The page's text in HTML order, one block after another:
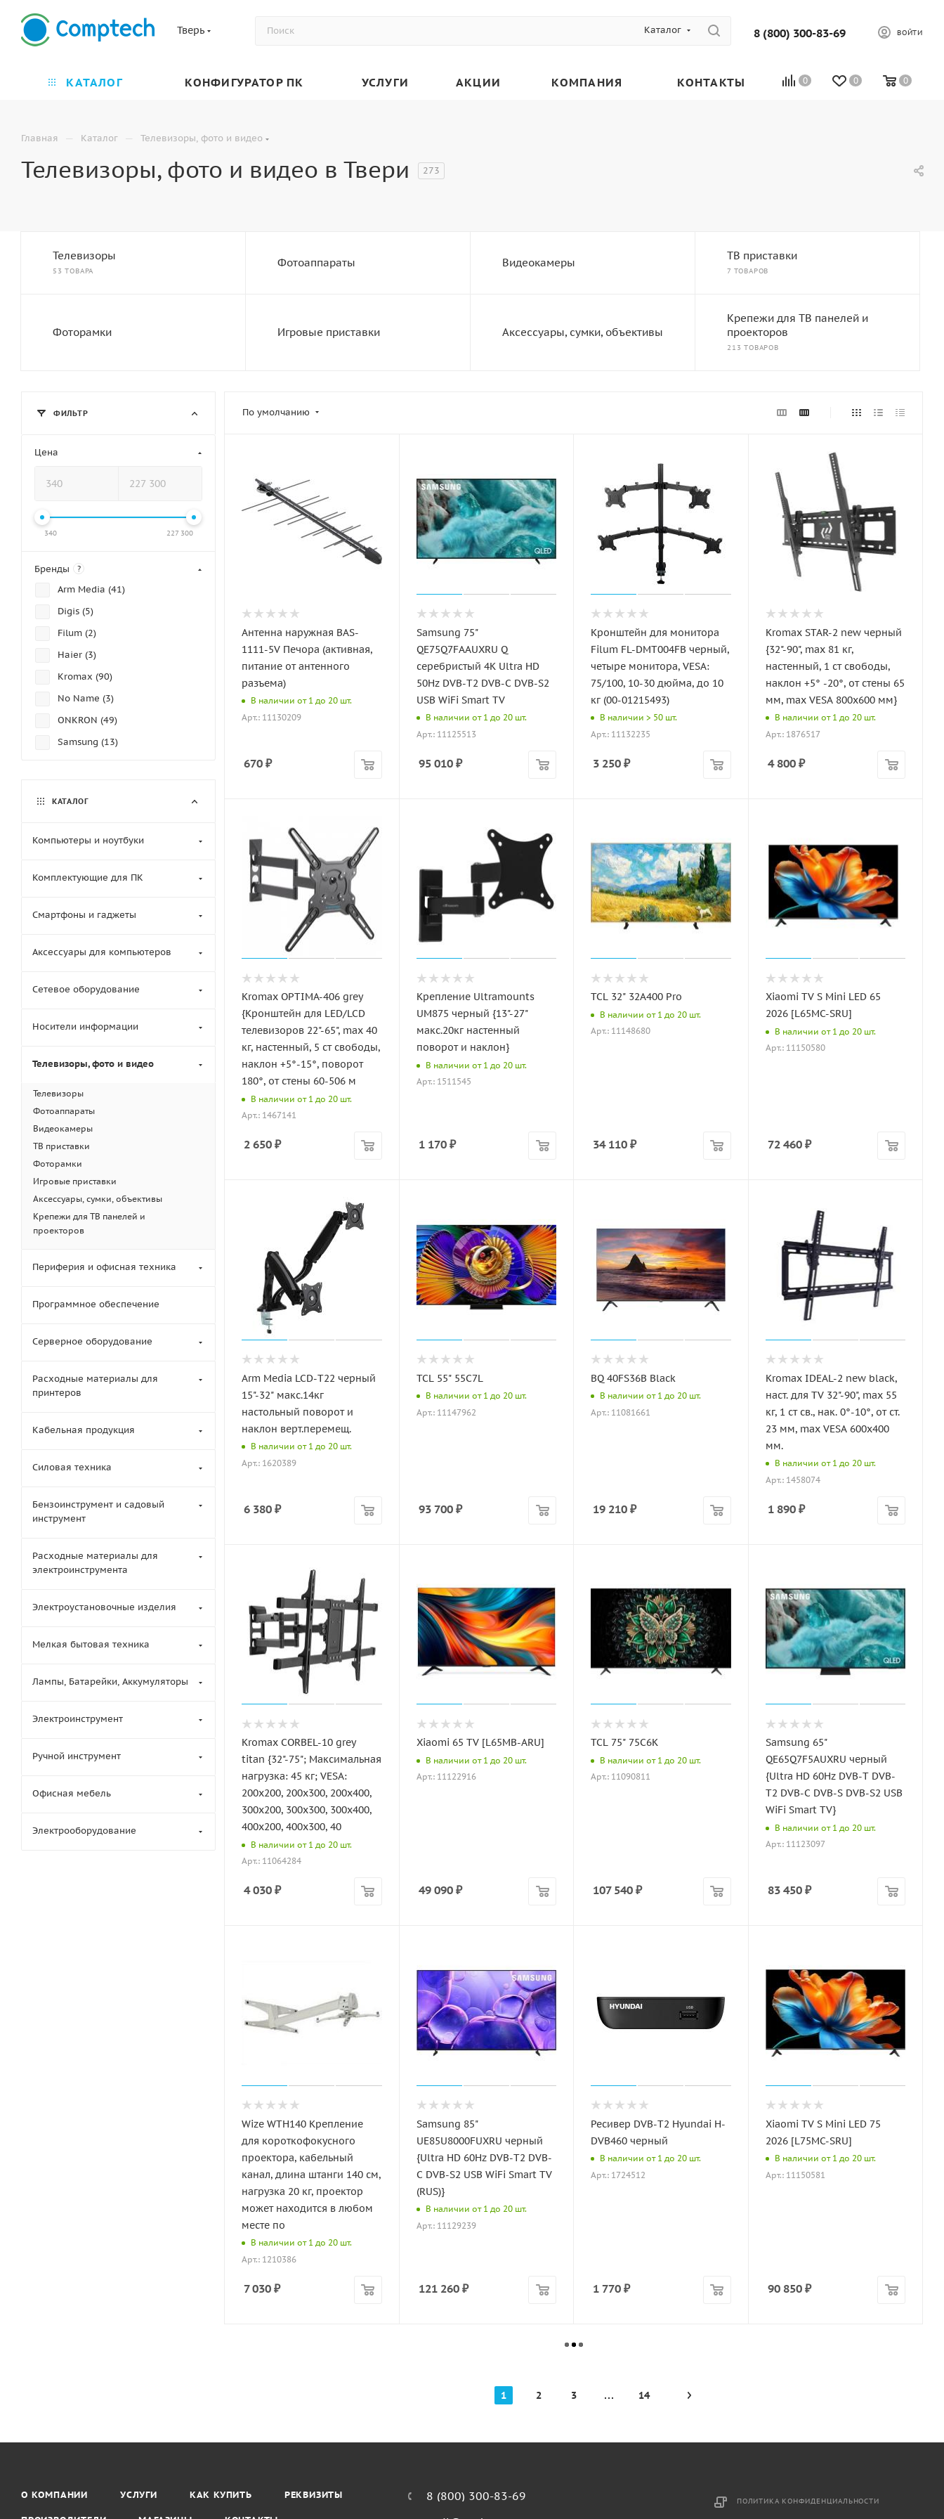
Тверь Каталог 8 (800) 300-83-69 ВОЙТИ
0 0 0
КАТАЛОГ КОНФИГУРАТОР ПК УСЛУГИ АКЦИИ КОМПАНИЯ КОНТАКТЫ
Главная — Каталог — Телевизоры, фото и видео
Телевизоры, фото и видео в Твери 273
Телевизоры
53 ТОВАРА
Фотоаппараты Видеокамеры
ТВ приставки
7 ТОВАРОВ
Фоторамки Игровые приставки Аксессуары, сумки, объективы
Крепежи для ТВ панелей и
проекторов
213 ТОВАРОВ
По умолчанию
Антенна наружная BAS-
1111-5V Печора (активная,
питание от антенного
разъема)
В наличии от 1 до 20 шт.
Арт.: 11130209
670 ₽
Samsung 75"
QE75Q7FAAUXRU Q
серебристый 4K Ultra HD
50Hz DVB-T2 DVB-C DVB-S2
USB WiFi Smart TV
В наличии от 1 до 20 шт.
Арт.: 11125513
95 010₽
Кронштейн для монитора
Filum FL-DMT004FB черный,
четыре монитора, VESA:
75/100, 10-30 дюйма, до 10
кг (00-01215493)
В наличии > 50 шт.
Арт.: 11132235
3 250 ₽
Kromax STAR-2 new черный
{32"-90", max 81 кг,
настенный, 1 ст свободы,
наклон +5° -20°, от стены 65
мм, max VESA 800x600 мм}
В наличии от 1 до 20 шт.
Арт.: 1876517
4 800₽
Kromax OPTIMA-406 grey
{Кронштейн для LED/LCD
телевизоров 22"-65", max 40
кг, настенный, 5 ст свободы,
наклон +5°-15°, поворот
180°, от стены 60-506 м
В наличии от 1 до 20 шт.
Арт.: 1467141
2 650 ₽
Крепление Ultramounts
UM875 черный {13"-27"
макс.20кг настенный
поворот и наклон}
В наличии от 1 до 20 шт.
Арт.: 1511545
1 170₽
TCL 32" 32A400 Pro
В наличии от 1 до 20 шт.
Арт.: 11148680
34 110 ₽
Xiaomi TV S Mini LED 65
2026 [L65MC-SRU]
В наличии от 1 до 20 шт.
Арт.: 11150580
72 460₽
Arm Media LCD-T22 черный
15"-32" макс.14кг
настольный поворот и
наклон верт.перемещ.
В наличии от 1 до 20 шт.
Арт.: 1620389
6 380 ₽
TCL 55" 55C7L
В наличии от 1 до 20 шт.
Арт.: 11147962
93 700₽
BQ 40FS36B Black
В наличии от 1 до 20 шт.
Арт.: 11081661
19 210 ₽
Kromax IDEAL-2 new black,
наст. для TV 32"-90", max 55
кг, 1 ст св., нак. 0°-10°, от ст.
23 мм, max VESA 600x400
мм.
В наличии от 1 до 20 шт.
Арт.: 1458074
1 890₽
Kromax CORBEL-10 grey
titan {32"-75"; Максимальная
нагрузка: 45 кг; VESA:
200x200, 200х300, 200х400,
300х200, 300х300, 300х400,
400х200, 400х300, 40
В наличии от 1 до 20 шт.
Арт.: 11064284
4 030 ₽
Xiaomi 65 TV [L65MB-ARU]
В наличии от 1 до 20 шт.
Арт.: 11122916
49 090₽
TCL 75" 75C6K
В наличии от 1 до 20 шт.
Арт.: 11090811
107 540 ₽
Samsung 65"
QE65Q7F5AUXRU черный
{Ultra HD 60Hz DVB-T DVB-
T2 DVB-C DVB-S DVB-S2 USB
WiFi Smart TV}
В наличии от 1 до 20 шт.
Арт.: 11123097
83 450₽
Wize WTH140 Крепление
для короткофокусного
проектора, кабельный
канал, длина штанги 140 см,
нагрузка 20 кг, проектор
может находится в любом
месте по
В наличии от 1 до 20 шт.
Арт.: 1210386
7 030 ₽
Samsung 85"
UE85U8000FUXRU черный
{Ultra HD 60Hz DVB-T2 DVB-
C DVB-S2 USB WiFi Smart TV
(RUS)}
В наличии от 1 до 20 шт.
Арт.: 11129239
121 260₽
Ресивер DVB-T2 Hyundai H-
DVB460 черный
В наличии от 1 до 20 шт.
Арт.: 1724512
1 770 ₽
Xiaomi TV S Mini LED 75
2026 [L75MC-SRU]
В наличии от 1 до 20 шт.
Арт.: 11150581
90 850₽
1 2 3 14
ФИЛЬТР
Цена
340 227 300
Бренды ?
Arm Media (41)
Digis (5)
Filum (2)
Haier (3)
Kromax (90)
No Name (3)
ONKRON (49)
Samsung (13)
Wize (8
КАТАЛОГ
Компьютеры и ноутбуки
Комплектующие для ПК
Смартфоны и гаджеты
Аксессуары для компьютеров
Сетевое оборудование
Носители информации
Телевизоры, фото и видео
Телевизоры
Фотоаппараты
Видеокамеры
ТВ приставки
Фоторамки
Игровые приставки
Аксессуары, сумки, объективы
Крепежи для ТВ панелей и
проекторов
Периферия и офисная техника
Программное обеспечение
Серверное оборудование
Расходные материалы для
принтеров
Кабельная продукция
Силовая техника
Бензоинструмент и садовый
инструмент
Расходные материалы для
электроинструмента
Электроустановочные изделия
Мелкая бытовая техника
Лампы, Батарейки, Аккумуляторы
Электроинструмент
Ручной инструмент
Офисная мебель
Электрооборудование
О КОМПАНИИ УСЛУГИ КАК КУПИТЬ РЕКВИЗИТЫ 8 (800) 300-83-69 ПОЛИТИКА КОНФИДЕНЦИАЛЬНОСТИ